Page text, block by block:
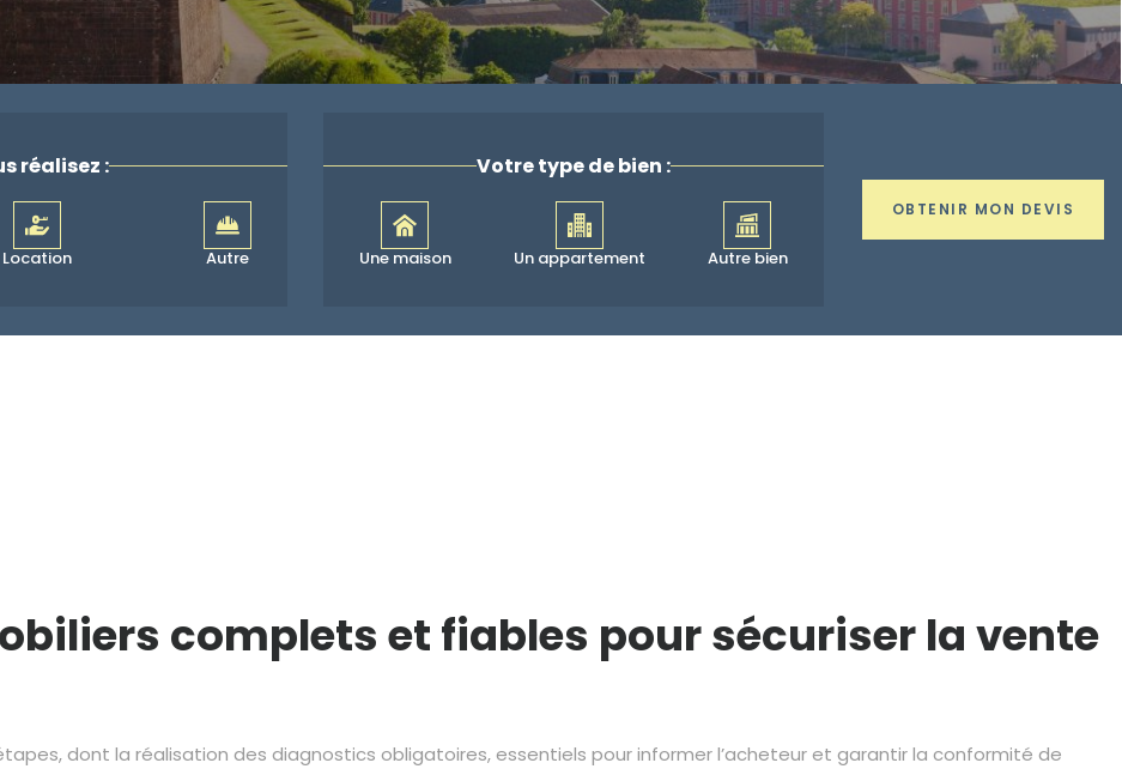
réalisez :
Location Autre
Votre type de bien :
Une maison Un appartement Autre bien
OBTENIR MON DEVIS
complets et fiables pour sécuriser la vente
dont la réalisation des diagnostics obligatoires, essentiels pour informer l’acheteur et garantir la conformité de